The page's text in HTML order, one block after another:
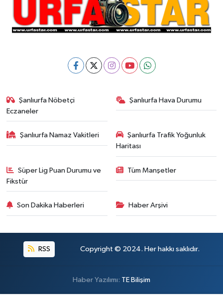
Şanlıurfa Nöbetçi
Eczaneler
Şanlıurfa Hava Durumu
Şanlıurfa Namaz Vakitleri
Şanlıurfa Trafik Yoğunluk
Haritası
Süper Lig Puan Durumu ve
Fikstür
Tüm Manşetler
Son Dakika Haberleri Haber Arşivi
RSS Copyright © 2024. Her hakkı saklıdır.
Haber Yazılımı: TE Bilişim